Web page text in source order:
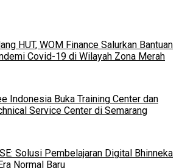
HUT, WOM Finance Salurkan Bantuan
Covid-19 di Wilayah Zona Merah
Indonesia Buka Training Center dan
Service Center di Semarang
Solusi Pembelajaran Digital Bhinneka
Normal Baru